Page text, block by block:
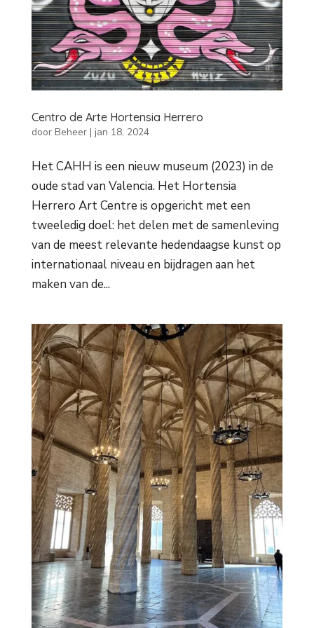
Centro de Arte Hortensia Herrero
door Beheer| jan 18, 2024
Het CAHH is een nieuw museum (2023) in de
oude stad van Valencia. Het Hortensia
Herrero Art Centre is opgericht met een
tweeledig doel: het delen met de samenleving
van de meest relevante hedendaagse kunst op
internationaal niveau en bijdragen aan het
maken van de...